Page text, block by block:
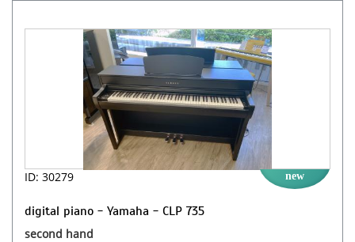
ID: 30279 new
digital piano - Yamaha - CLP 735
second hand